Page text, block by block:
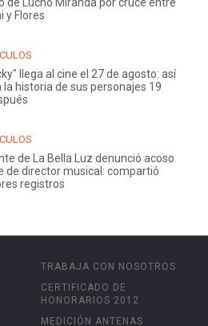
de Lucho Miranda por cruce entre
y Flores
llega al cine el 27 de agosto: así
la historia de sus personajes 19
de La Bella Luz denunció acoso
de director musical: compartió
registros
TRABAJA CON NOSOTROS
CERTIFICADO DE
HONORARIOS 2012
MEDICIÓN ANTENAS